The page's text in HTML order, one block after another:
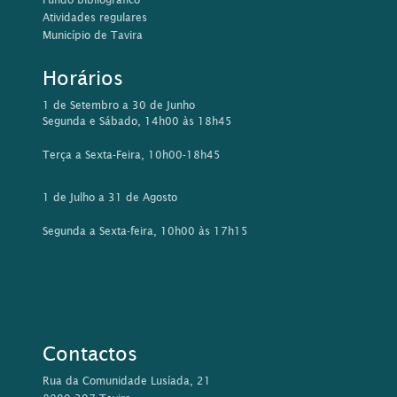
Atividades regulares
Município de Tavira
Horários
1 de Setembro a 30 de Junho
Segunda e Sábado, 14h00 às 18h45
Terça a Sexta-Feira, 10h00-18h45
1 de Julho a 31 de Agosto
Segunda a Sexta-feira, 10h00 às 17h15
Contactos
Rua da Comunidade Lusíada, 21